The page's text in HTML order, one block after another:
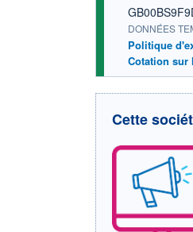
DONNÉES
Politique
Cotation sur
Cette